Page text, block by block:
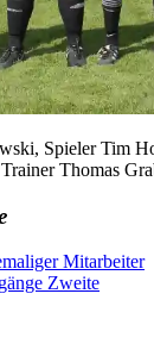
Spieler Tim
Thomas
Mitarbeiter
Zweite